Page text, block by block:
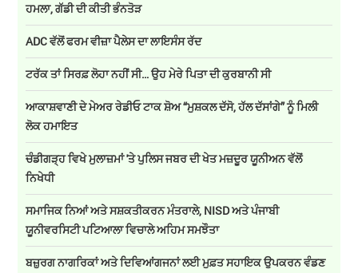
ਹਮਲਾ, ਗੱਡੀ ਦੀ ਕੀਤੀ ਭੰਨਤੋੜ
ADC ਵੱਲੋਂ ਫਰਮ ਵੀਜ਼ਾ ਪੈਲੇਸ ਦਾ ਲਾਇਸੰਸ ਰੱਦ
ਟਰੱਕ ਤਾਂ ਸਿਰਫ਼ ਲੋਹਾ ਨਹੀਂ ਸੀ… ਉਹ ਮੇਰੇ ਪਿਤਾ ਦੀ ਕੁਰਬਾਨੀ ਸੀ
ਆਕਾਸ਼ਵਾਣੀ ਦੇ ਮੇਅਰ ਰੇਡੀਓ ਟਾਕ ਸ਼ੋਅ “ਮੁਸ਼ਕਲ ਦੱਸੋ, ਹੱਲ ਦੱਸਾਂਗੇ” ਨੂੰ ਮਿਲੀ
ਲੋਕ ਹਮਾਇਤ
ਚੰਡੀਗੜ੍ਹ ਵਿਖੇ ਮੁਲਾਜ਼ਮਾਂ 'ਤੇ ਪੁਲਿਸ ਜਬਰ ਦੀ ਖੇਤ ਮਜ਼ਦੂਰ ਯੂਨੀਅਨ ਵੱਲੋਂ
ਨਿਖੇਧੀ
ਸਮਾਜਿਕ ਨਿਆਂ ਅਤੇ ਸਸ਼ਕਤੀਕਰਨ ਮੰਤਰਾਲੇ, NISD ਅਤੇ ਪੰਜਾਬੀ
ਯੂਨੀਵਰਸਿਟੀ ਪਟਿਆਲਾ ਵਿਚਾਲੇ ਅਹਿਮ ਸਮਝੌਤਾ
ਬਜ਼ੁਰਗ ਨਾਗਰਿਕਾਂ ਅਤੇ ਦਿਵਿਆਂਗਜਨਾਂ ਲਈ ਮੁਫ਼ਤ ਸਹਾਇਕ ਉਪਕਰਨ ਵੰਡਣ